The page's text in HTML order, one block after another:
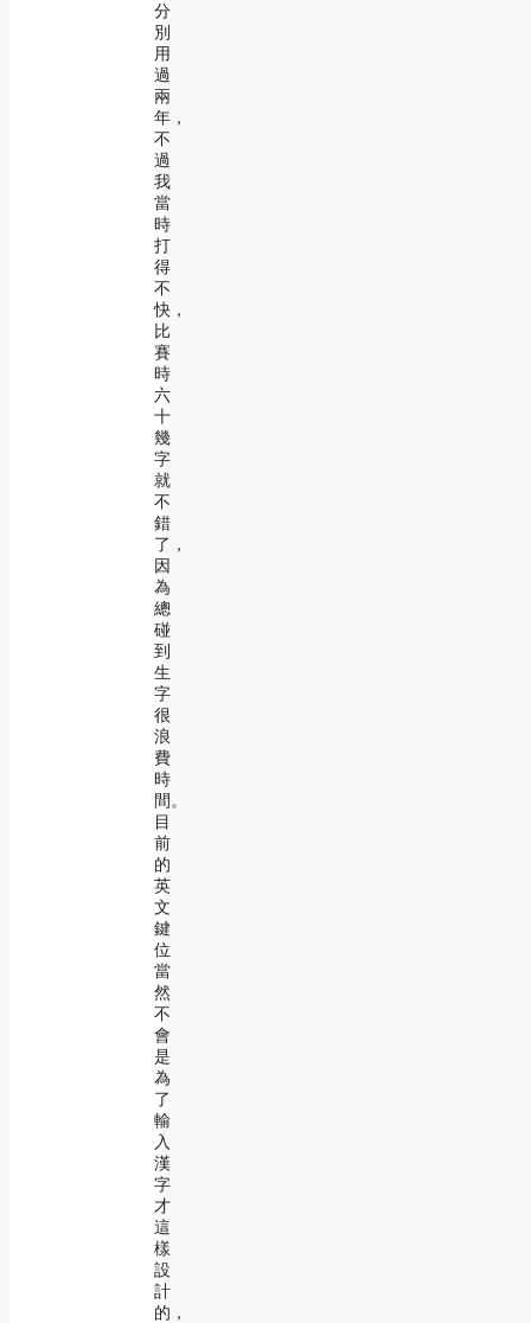
分
別
用
過
兩
年，
不
過
我
當
時
打
得
不
快，
比
賽
時
六
十
幾
字
就
不
錯
了，
因
為
總
碰
到
生
字
很
浪
費
時
間。
目
前
的
英
文
鍵
位
當
然
不
會
是
為
了
輸
入
漢
字
才
這
樣
設
計
的，